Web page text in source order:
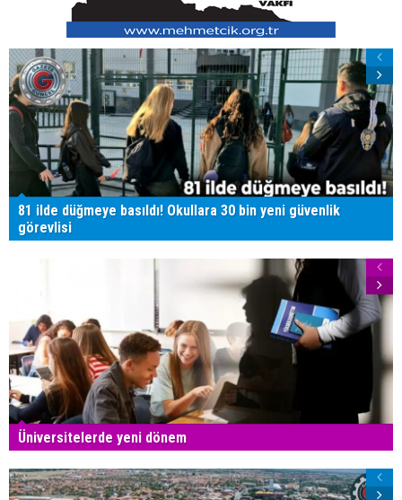
81 ilde düğmeye basıldı! Okullara 30 bin yeni güvenlik
görevlisi
Üniversitelerde yeni dönem